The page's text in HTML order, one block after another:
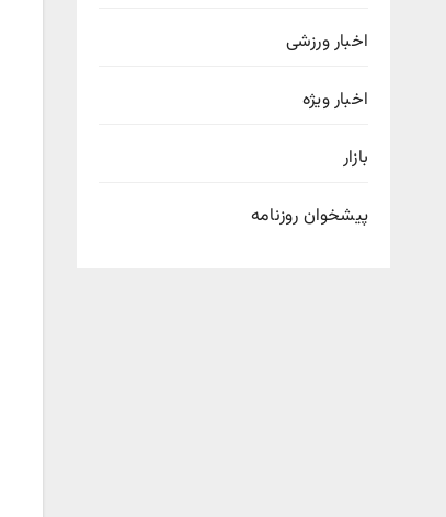
اخبار ورزشی
اخبار ویژه
بازار
پیشخوان روزنامه